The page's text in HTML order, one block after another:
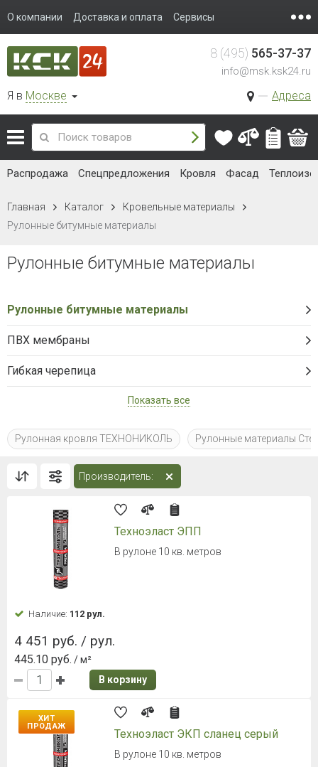
О компании Доставка и оплата Сервисы
Я в Москве Адреса
8 (495) 565-37-37
info@msk.ksk24.ru
Распродажа Спецпредложения Кровля Фасад
Главная Каталог
Кровельные материалы
Рулонные битумные материалы
Рулонные битумные материалы
Рулонные битумные материалы
ПВХ мембраны
Гибкая черепица
Показать все
Рулонная кровля ТЕХНОНИКОЛЬ Рулонные материалы
Производитель:
Техноэласт ЭПП
В рулоне 10 кв. метров
Наличие: 112 рул.
4 451 руб. / рул.
445.10 руб. / м²
В корзину
ХИТ
ПРОДАЖ
Техноэласт ЭКП сланец серый
В рулоне 10 кв. метров